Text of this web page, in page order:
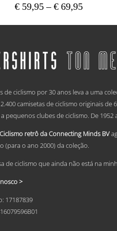
€59,95 – €69,95Price
€ 59,95
€ 69,95
variants.
The
be
chosen
on
the
page
de ciclismo por 30 anos leva a uma
camisetas de ciclismo originais de
pequenos clubes de ciclismo. De 1952
Ciclismo retrô da Connecting Minds BV
(para o ano 2000) da coleção.
de ciclismo que ainda não está na
>
17187839